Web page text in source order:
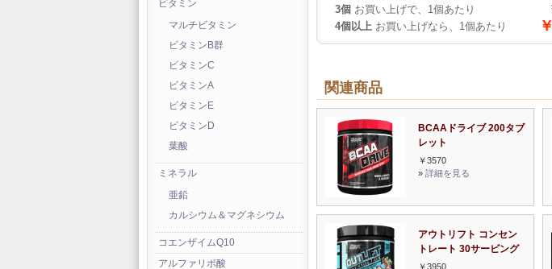
ビタミン
マルチビタミン
ビタミンB群
ビタミンC
ビタミンA
ビタミンE
ビタミンD
葉酸
ミネラル
亜鉛
カルシウム＆マグネシウム
コエンザイムQ10
アルファリポ酸
3個 お買い上げで、1個あたり
4個以上 お買い上げなら、1個あたり
関連商品
BCAAドライブ 200タブ
レット
￥3570
» 詳細を見る
アウトリフト コンセン
トレート 30サービング
￥3950